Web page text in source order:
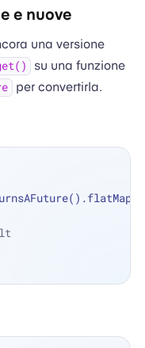
e nuove
una versione
su una funzione
per convertirla.